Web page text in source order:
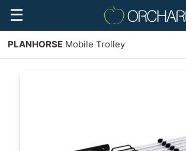
☰
PLANHORSE Mobile Trolley